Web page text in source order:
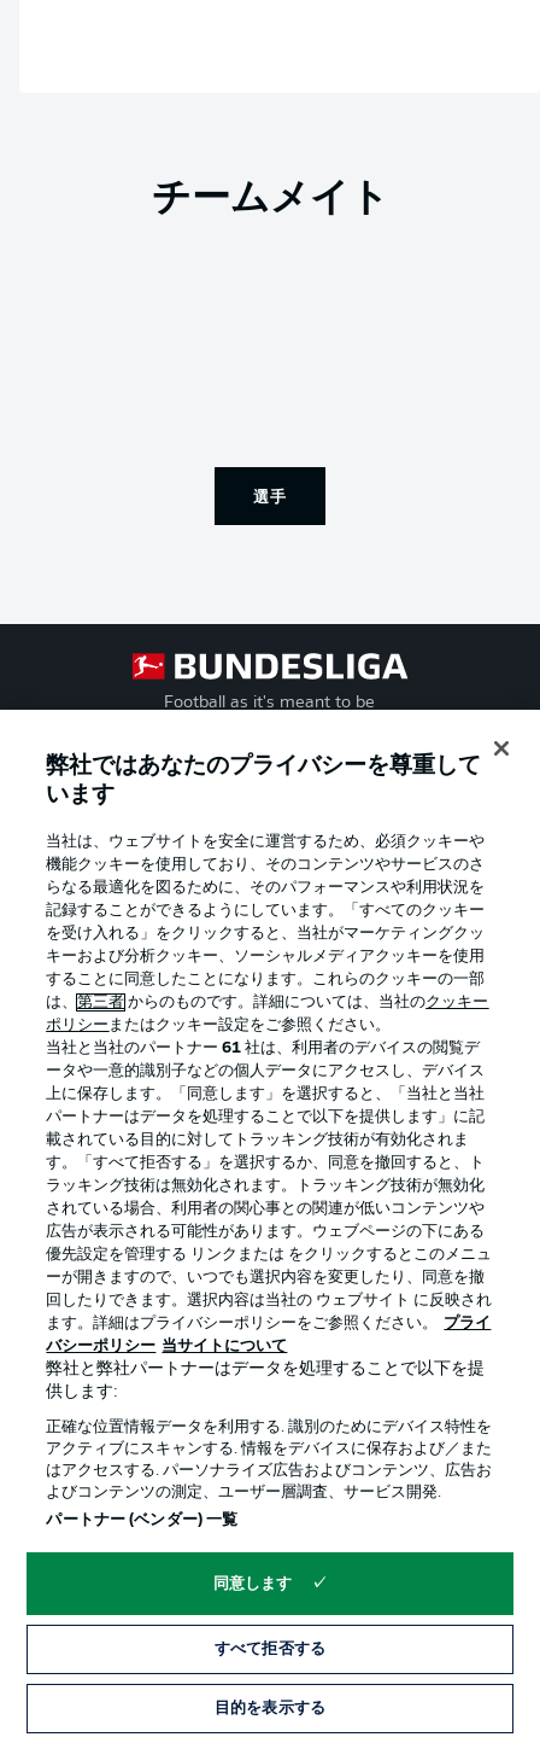
チームメイト
選手
Football as it's meant to be
Official Partners
プライバシー・ポリシー 優先設定を管理する
利用条件 放送局
求人 選手
当サイトについて
© 2026 Bundesliga-Gruppe GmbH
言語をお選びください
Display Mode
弊社ではあなたのプライバシーを尊重して
います
当社は、ウェブサイトを安全に運営するため、必須クッキーや
機能クッキーを使用しており、そのコンテンツやサービスのさ
らなる最適化を図るために、そのパフォーマンスや利用状況を
記録することができるようにしています。「すべてのクッキー
を受け入れる」をクリックすると、当社がマーケティングクッ
キーおよび分析クッキー、ソーシャルメディアクッキーを使用
することに同意したことになります。これらのクッキーの一部
は、第三者 からのものです。詳細については、当社のクッキー
ポリシー またはクッキー設定をご参照ください。
当社と当社のパートナー61 社は、利用者のデバイスの閲覧デ
ータや一意的識別子などの個人データにアクセスし、デバイス
上に保存します。「同意します」を選択すると、「当社と当社
パートナーはデータを処理することで以下を提供します」に記
載されている目的に対してトラッキング技術が有効化されま
す。「すべて拒否する」を選択するか、同意を撤回すると、ト
ラッキング技術は無効化されます。トラッキング技術が無効化
されている場合、利用者の関心事との関連が低いコンテンツや
広告が表示される可能性があります。ウェブページの下にある
優先設定を管理する リンクまたは をクリックするとこのメニュ
ーが開きますので、いつでも選択内容を変更したり、同意を撤
回したりできます。選択内容は当社の ウェブサイト に反映され
ます。詳細はプライバシーポリシーをご参照ください。
プライ
バシーポリシー 当サイトについて
弊社と弊社パートナーはデータを処理することで以下を提
供します:
正確な位置情報データを利用する. 識別のためにデバイス特性を
アクティブにスキャンする. 情報をデバイスに保存および／また
はアクセスする. パーソナライズ広告およびコンテンツ、広告お
よびコンテンツの測定、ユーザー層調査、サービス開発.
パートナー (ベンダー) 一覧
同意します
すべて拒否する
目的を表示する